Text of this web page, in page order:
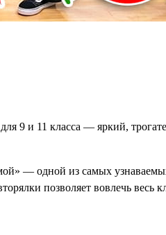
9 и 11 класса — яркий,
— одной из самых
позволяет вовлечь весь